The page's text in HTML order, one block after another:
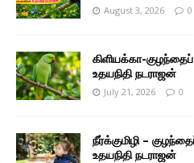
August 3, 2026 0
கிளியக்கா-குழந்தைப்
உதயநிதி நடராஜன்
July 21, 2026 0
நீர்க்குமிழி –
உதயநிதி நடராஜன்